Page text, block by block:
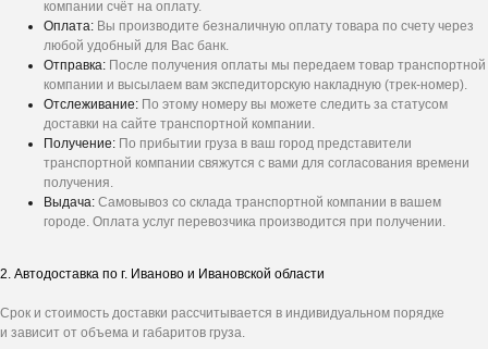
компании счёт на оплату.
Оплата: Вы производите безналичную оплату товара по счету через
любой удобный для Вас банк.
Отправка: После получения оплаты мы передаем товар транспортной
компании и высылаем вам экспедиторскую накладную (трек-номер).
Отслеживание: По этому номеру вы можете следить за статусом
доставки на сайте транспортной компании.
Получение: По прибытии груза в ваш город представители
транспортной компании свяжутся с вами для согласования времени
получения.
Выдача: Самовывоз со склада транспортной компании в вашем
городе. Оплата услуг перевозчика производится при получении.
2. Автодоставка по г. Иваново и Ивановской области
Срок и стоимость доставки рассчитывается в индивидуальном порядке
и зависит от объема и габаритов груза.
Ответьте на несколько вопросов - и мы
Получитеперсональное
предложение на ворота